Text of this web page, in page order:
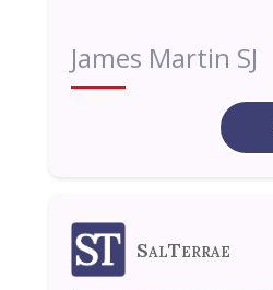
James Martin SJ
SalTerrae